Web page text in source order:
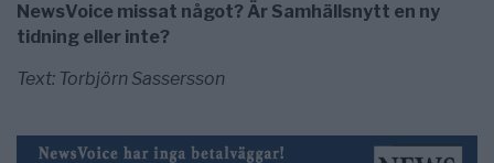
NewsVoice missat något? Är Samhällsnytt en ny
tidning eller inte?
Text: Torbjörn Sassersson